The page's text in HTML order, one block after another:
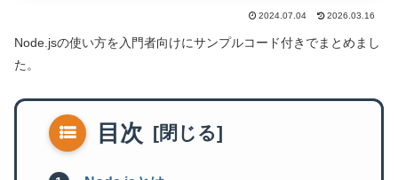
2024.07.04 2026.03.16
Node.jsの使い方を入門者向けにサンプルコード付きでまとめまし
た。
目次